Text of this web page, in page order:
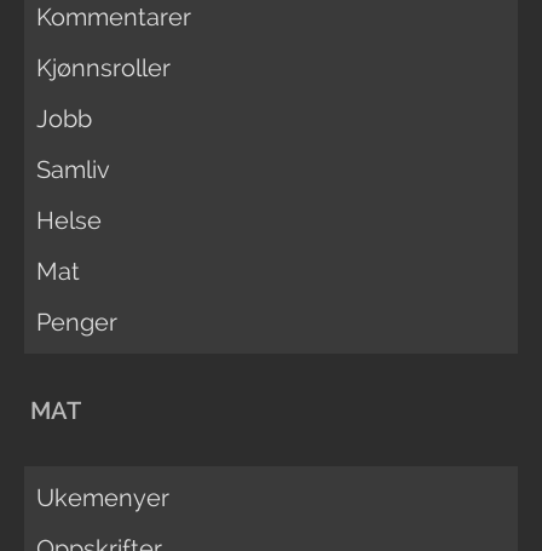
Kommentarer
Kjønnsroller
Jobb
Samliv
Helse
Mat
Penger
MAT
Ukemenyer